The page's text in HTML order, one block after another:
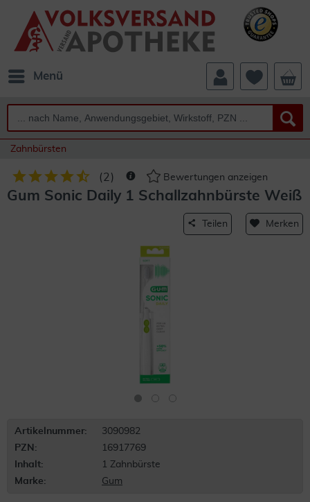
Menü
Zahnbürsten
(2 ) Bewertungen anzeigen
Gum Sonic Daily 1 Schallzahnbürste Weiß
Teilen Merken
Artikelnummer:
3090982
PZN:
16917769
Inhalt:
1 Zahnbürste
Marke:
Gum